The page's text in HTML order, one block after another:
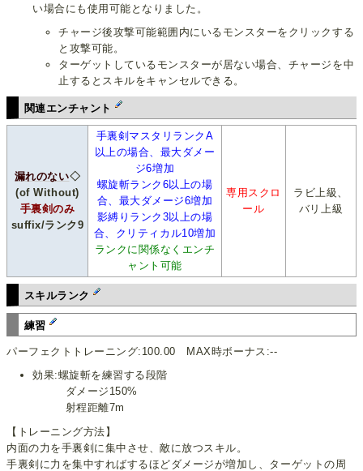
い場合にも使用可能となりました。
チャージ後攻撃可能範囲内にいるモンスターをクリックする
と攻撃可能。
ターゲットしているモンスターが居ない場合、チャージを中
止するとスキルをキャンセルできる。
関連エンチャント
漏れのない◇
(of Without)
手裏剣のみ
suffix/ランク9
手裏剣マスタリランクA
以上の場合、最大ダメー
ジ6増加
螺旋斬ランク6以上の場
合、最大ダメージ6増加
影縛りランク3以上の場
合、クリティカル10増加
ランクに関係なくエンチ
ャント可能
専用スクロ
ール
ラビ上級、
バリ上級
スキルランク
練習
パーフェクトトレーニング:100.00 MAX時ボーナス:--
効果:螺旋斬を練習する段階
ダメージ150%
射程距離7m
【トレーニング方法】
内面の力を手裏剣に集中させ、敵に放つスキル。
手裏剣に力を集中すればするほどダメージが増加し、ターゲットの周